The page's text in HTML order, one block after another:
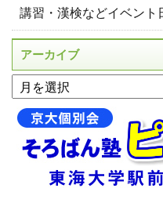
講習・漢検などイベント
アーカイブ
アーカイブ